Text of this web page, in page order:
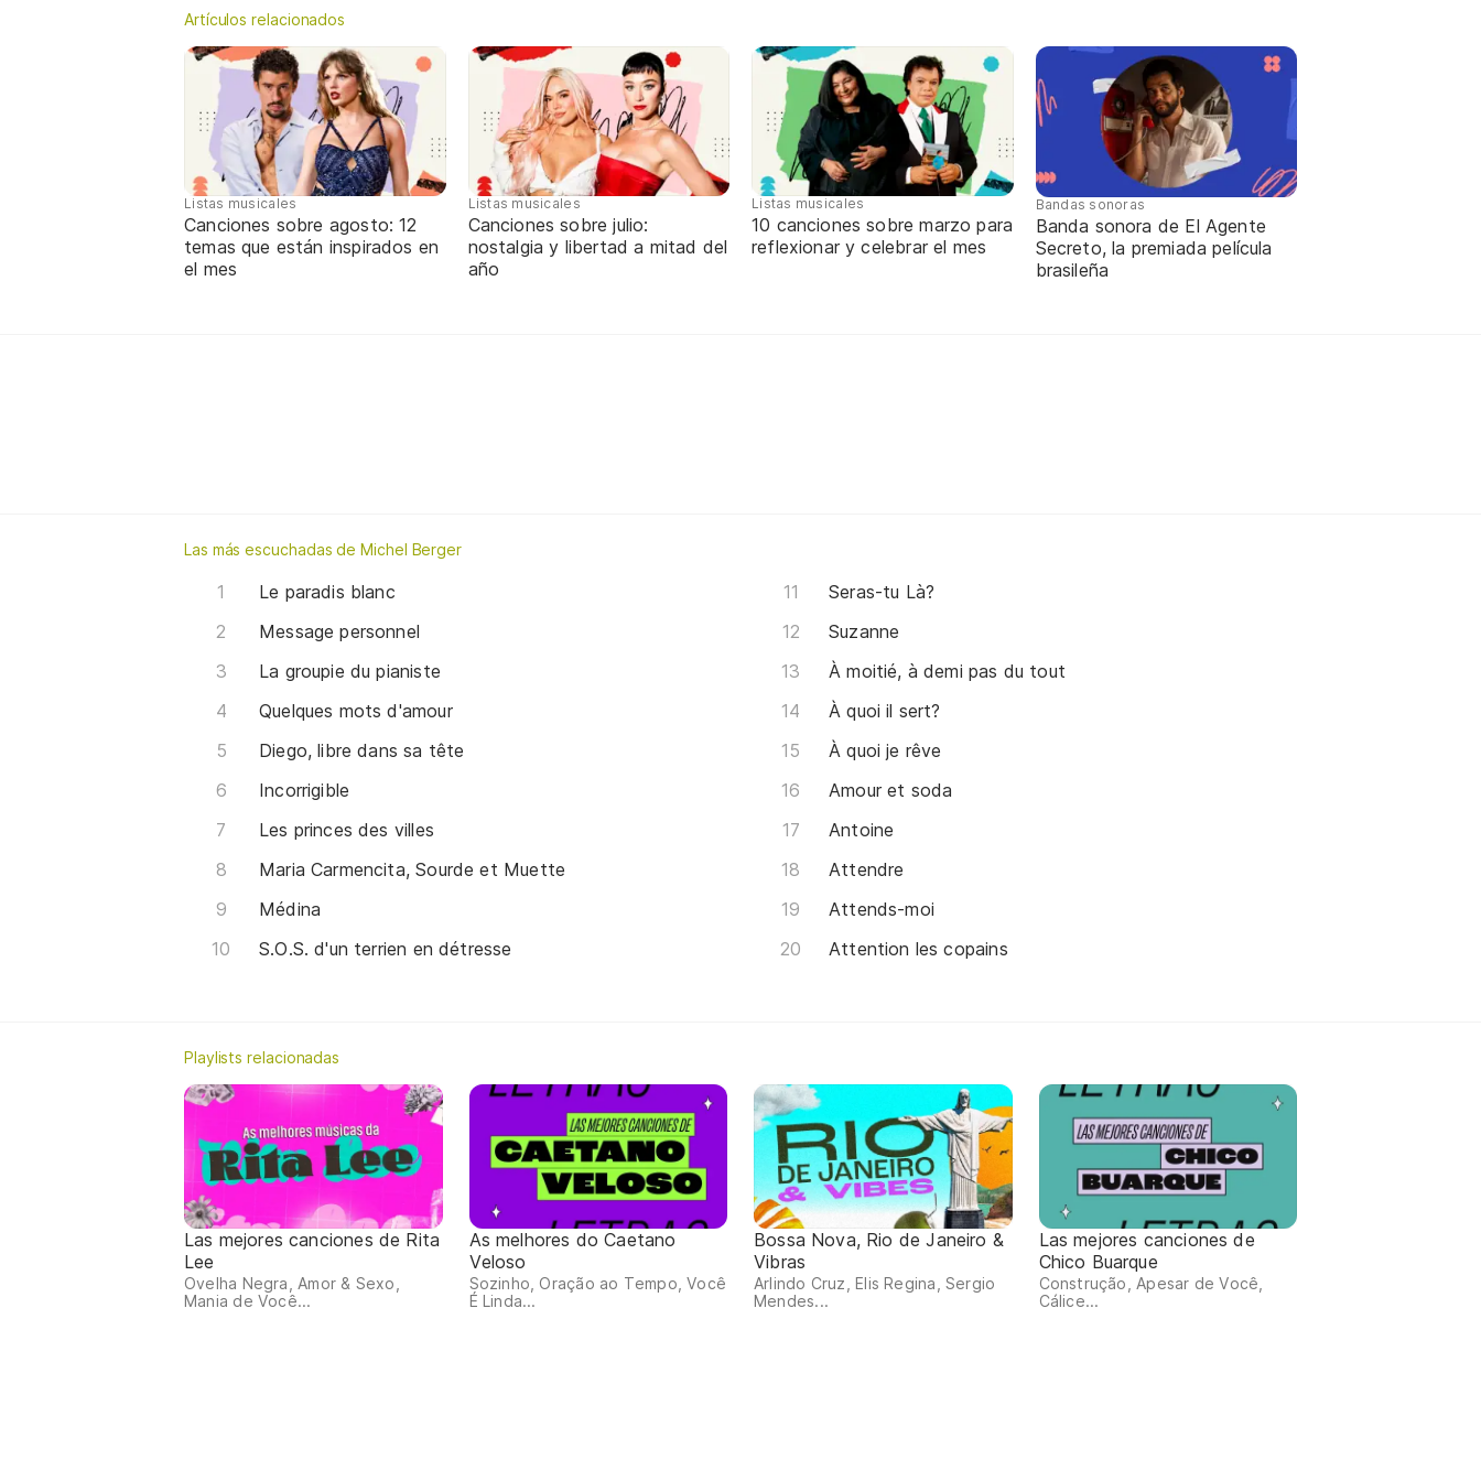
Artículos relacionados
Listas musicales
Canciones sobre agosto: 12
temas que están inspirados en
el mes
Listas musicales
Canciones sobre julio:
nostalgia y libertad a mitad del
año
Listas musicales
10 canciones sobre marzo para
reflexionar y celebrar el mes
Bandas sonoras
Banda sonora de El Agente
Secreto, la premiada película
brasileña
Las más escuchadas de Michel Berger
Le paradis blanc
Message personnel
La groupie du pianiste
Quelques mots d'amour
Diego, libre dans sa tête
Incorrigible
Les princes des villes
Maria Carmencita, Sourde et Muette
Médina
S.O.S. d'un terrien en détresse
Seras-tu Là?
Suzanne
À moitié, à demi pas du tout
À quoi il sert?
À quoi je rêve
Amour et soda
Antoine
Attendre
Attends-moi
Attention les copains
Playlists relacionadas
Las mejores canciones de Rita
Lee
Ovelha Negra, Amor & Sexo,
Mania de Você...
As melhores do Caetano
Veloso
Sozinho, Oração ao Tempo, Você
É Linda...
Bossa Nova, Rio de Janeiro &
Vibras
Arlindo Cruz, Elis Regina, Sergio
Mendes...
Las mejores canciones de
Chico Buarque
Construção, Apesar de Você,
Cálice...